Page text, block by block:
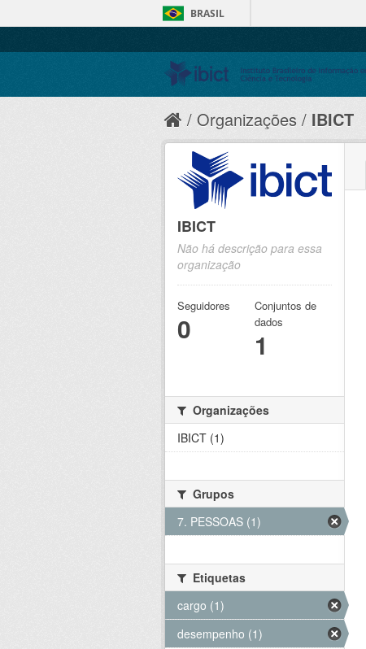
BRASIL
Organizações IBICT
IBICT
Não há descrição para essa
organização
Seguidores
0
Conjuntos de
dados
1
Organizações
IBICT (1)
Grupos
7. PESSOAS (1)
Etiquetas
cargo (1)
desempenho (1)